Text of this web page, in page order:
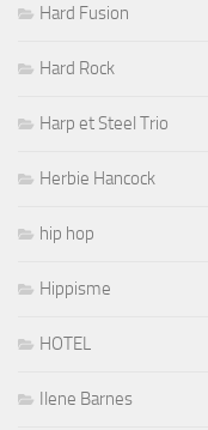
Hard Fusion
Hard Rock
Harp et Steel Trio
Herbie Hancock
hip hop
Hippisme
HOTEL
Ilene Barnes